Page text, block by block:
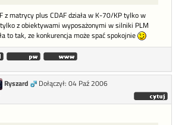
z matrycy plus CDAF działa w K-70/KP tylko w
z obiektywami wyposażonymi w silniki PLM
to tak, ze konkurencja może spać spokojnie
Ryszard
Dołączył: 04 Paź 2006